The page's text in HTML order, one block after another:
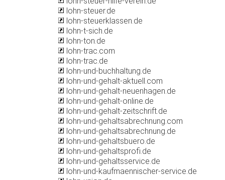
lohn-steuer.de
lohn-steuerklassen.de
lohn-t-sich.de
lohn-ton.de
lohn-trac.com
lohn-trac.de
lohn-und-buchhaltung.de
lohn-und-gehalt-aktuell.com
lohn-und-gehalt-neuenhagen.de
lohn-und-gehalt-online.de
lohn-und-gehalt-zeitschrift.de
lohn-und-gehaltsabrechnung.com
lohn-und-gehaltsabrechnung.de
lohn-und-gehaltsbuero.de
lohn-und-gehaltsprofi.de
lohn-und-gehaltsservice.de
lohn-und-kaufmaennischer-service.de